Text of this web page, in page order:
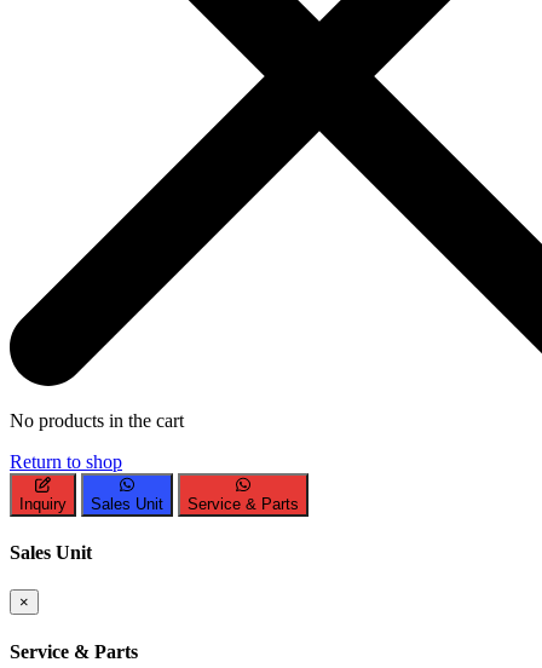
No products in the cart
Return to shop
Inquiry Sales Unit Service & Parts
Sales Unit
×
Service & Parts